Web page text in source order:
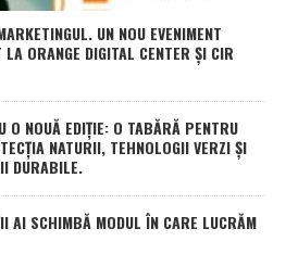
UN NOU EVENIMENT
LA ORANGE DIGITAL CENTER ȘI CIR
O NOUĂ EDIȚIE: O TABĂRĂ PENTRU
NATURII, TEHNOLOGII VERZI ȘI
DURABILE.
AI SCHIMBĂ MODUL ÎN CARE LUCRĂM